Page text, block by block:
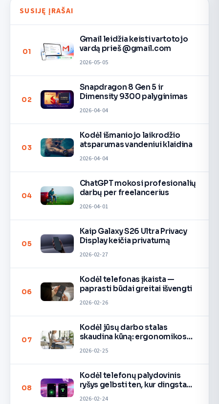
SUSIJĘ ĮRAŠAI
01
Gmail leidžia keisti vartotojo
vardą prieš @gmail.com
2026-05-05
02
Snapdragon 8 Gen 5 ir
Dimensity 9300 palyginimas
2026-04-04
03
Kodėl išmaniojo laikrodžio
atsparumas vandeniui klaidina
2026-04-04
04
ChatGPT mokosi profesionalių
darbų per freelancerius
2026-04-01
05
Kaip Galaxy S26 Ultra Privacy
Display keičia privatumą
2026-02-27
06
Kodėl telefonas įkaista —
paprasti būdai greitai išvengti
2026-02-26
07
Kodėl jūsų darbo stalas
skaudina kūną: ergonomikos
2026-02-25
08
Kodėl telefonų palydovinis
ryšys gelbsti ten, kur dingsta
2026-02-24